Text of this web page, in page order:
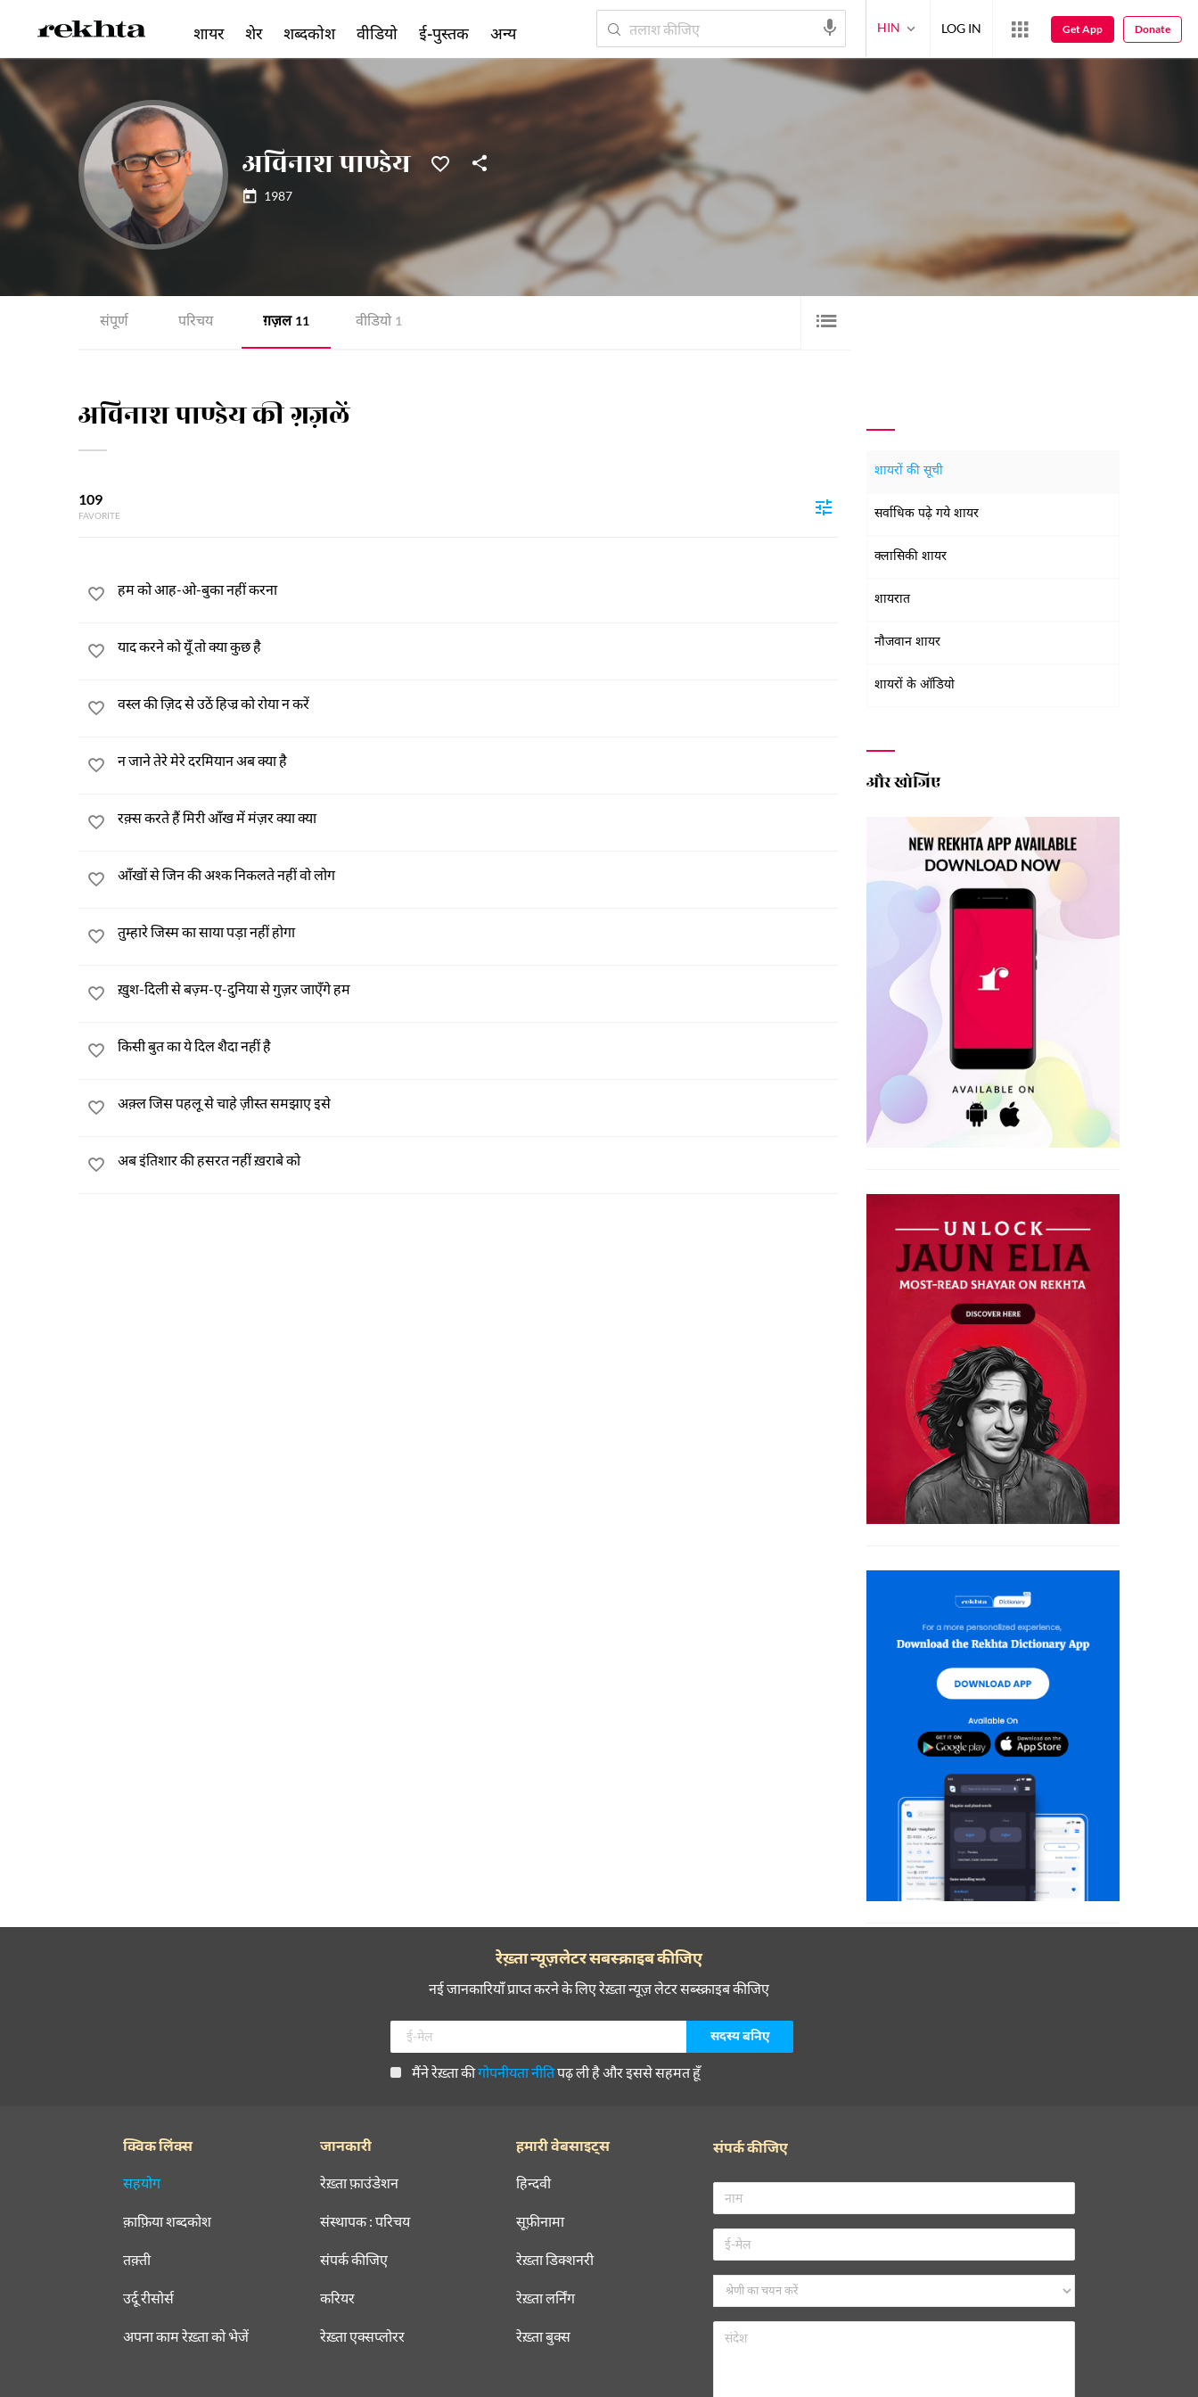
अविनाश पाण्डेय
1987
संपूर्ण परिचय ग़ज़ल 11 वीडियो 1
अविनाश पाण्डेय की ग़ज़लें
109
FAVORITE
हम को आह-ओ-बुका नहीं करना
याद करने को यूँ तो क्या कुछ है
वस्ल की ज़िद से उठें हिज्र को रोया न करें
न जाने तेरे मेरे दरमियान अब क्या है
रक़्स करते हैं मिरी आँख में मंज़र क्या क्या
आँखों से जिन की अश्क निकलते नहीं वो लोग
तुम्हारे जिस्म का साया पड़ा नहीं होगा
ख़ुश-दिली से बज़्म-ए-दुनिया से गुज़र जाएँगे हम
किसी बुत का ये दिल शैदा नहीं है
अक़्ल जिस पहलू से चाहे ज़ीस्त समझाए इसे
अब इंतिशार की हसरत नहीं ख़राबे को
शायरों की सूची
सर्वाधिक पढ़े गये शायर
क्लासिकी शायर
शायरात
नौजवान शायर
शायरों के ऑडियो
और खोजिए
शायर शेर शब्दकोश वीडियो ई-पुस्तक अन्य HIN LOG IN Get App Donate
रेख़्ता न्यूज़लेटर सबस्क्राइब कीजिए
नई जानकारियाँ प्राप्त करने के लिए रेख़्ता न्यूज़ लेटर सब्स्क्राइब कीजिए
मैंने रेख़्ता कीगोपनीयता नीतिपढ़ ली है और इससे सहमत हूँ
क्विक लिंक्स
सहयोग
क़ाफ़िया शब्दकोश
तक़्ती
उर्दू रीसोर्स
अपना काम रेख़्ता को भेजें
जानकारी
रेख़्ता फ़ाउंडेशन
संस्थापक : परिचय
संपर्क कीजिए
करियर
रेख़्ता एक्सप्लोरर
हमारी वेबसाइट्स
हिन्दवी
सूफ़ीनामा
रेख़्ता डिक्शनरी
रेख़्ता लर्निंग
रेख़्ता बुक्स
संपर्क कीजिए